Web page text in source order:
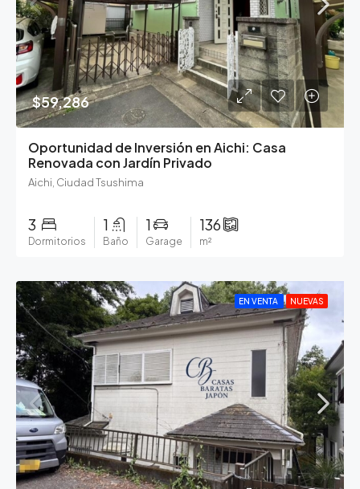
$59,286
Oportunidad de Inversión en Aichi: Casa
Renovada con Jardín Privado
Aichi, Ciudad Tsushima
3
Dormitorios
1
Baño
1
Garage
136
m²
EN VENTA NUEVAS